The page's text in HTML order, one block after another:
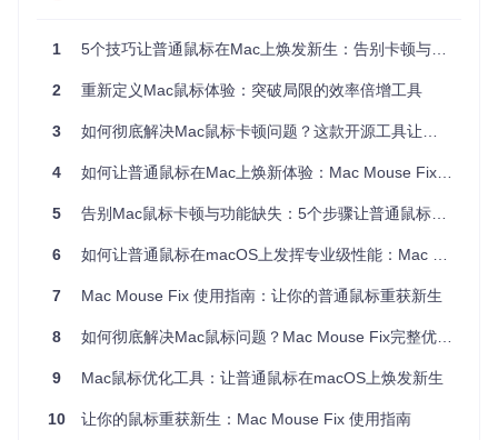
首先启动应用，你会看到简洁的配置界面，主要分为"通
用"、"按键"和"滚动"三个标签页。对于新手用户，建议先点
击"滚动"标签，勾选"平滑滚动"选项——这个简单的开关就能
让网页浏览体验提升一个档次。
接着切换到"按键"标签，这是发挥鼠标潜力的核心区域。将鼠
然后从下拉菜单中选择想要的功能，比如将Button 4设置为"启
三、深度定制：释放鼠标全部潜能
当你点击某个按键时，会出现"Button X is now captured"的提
示，这意味着该按键已被Mac Mouse Fix接管。不要担心，这
1 5个技巧让普通鼠标在Mac上焕发新生：告别卡顿与功能缺失
2 重新定义Mac鼠标体验：突破局限的效率倍增工具
3 如何彻底解决Mac鼠标卡顿问题？这款开源工具让效率提升35%的秘密
4 如何让普通鼠标在Mac上焕新体验：Mac Mouse Fix的按键自定义与滚动优化方案
5 告别Mac鼠标卡顿与功能缺失：5个步骤让普通鼠标焕发新生
6 如何让普通鼠标在macOS上发挥专业级性能：Mac Mouse Fix深度优化指南
7 Mac Mouse Fix 使用指南：让你的普通鼠标重获新生
8 如何彻底解决Mac鼠标问题？Mac Mouse Fix完整优化指南 🖱️
9 Mac鼠标优化工具：让普通鼠标在macOS上焕发新生
10 让你的鼠标重获新生：Mac Mouse Fix 使用指南